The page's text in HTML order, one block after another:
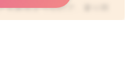
もあるようなので、凝り固
なさそうですね。
だき、お膝の裏に巻いた
いかもしれません。